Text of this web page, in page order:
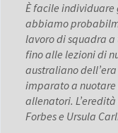
È facile
abbiamo
lavoro di squadra
fino alle lezioni di
australiano
imparato a
allenatori.
Forbes e Ursula